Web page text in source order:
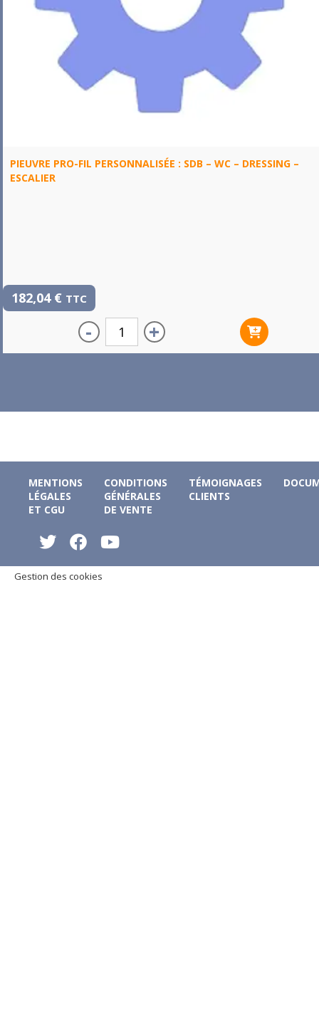
PIEUVRE PRO-FIL PERSONNALISÉE : SDB – WC – DRESSING –
ESCALIER
182,04 € TTC
- +
MENTIONS
LÉGALES
ET CGU
CONDITIONS
GÉNÉRALES
DE VENTE
TÉMOIGNAGES
CLIENTS
Gestion des cookies